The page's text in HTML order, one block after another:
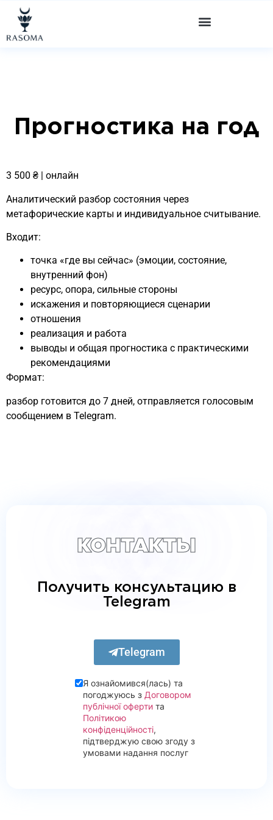
" "
Прогностика на год
3 500 ₴ | онлайн
Аналитический разбор состояния через
метафорические карты и индивидуальное считывание.
Входит:
точка «где вы сейчас» (эмоции, состояние,
внутренний фон)
ресурс, опора, сильные стороны
искажения и повторяющиеся сценарии
отношения
реализация и работа
выводы и общая прогностика с практическими
рекомендациями
Формат:
разбор готовится до 7 дней, отправляется голосовым
сообщением в Telegram.
КОНТАКТЫ
Получить консультацию в
Telegram
Telegram
Я ознайомився(лась) та
погоджуюсь з Договором
публічної оферти та
Політикою
конфіденційності,
підтверджую свою згоду з
умовами надання послуг